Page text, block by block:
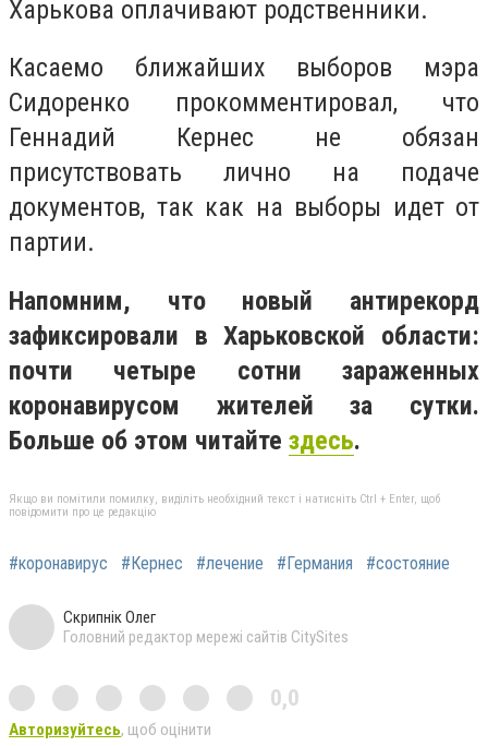
Харькова оплачивают родственники.
Касаемо ближайших выборов мэра
Сидоренко прокомментировал, что
Геннадий Кернес не обязан
присутствовать лично на подаче
документов, так как на выборы идет от
партии.
Напомним, что новый антирекорд
зафиксировали в Харьковской области:
почти четыре сотни зараженных
коронавирусом жителей за сутки.
Больше об этом читайте здесь.
Якщо ви помітили помилку, виділіть необхідний текст і натисніть Ctrl + Enter, щоб
повідомити про це редакцію
#коронавирус #Кернес #лечение #Германия #состояние
Скрипнік Олег
Головний редактор мережі сайтів CitySites
0,0
Авторизуйтесь, щоб оцінити